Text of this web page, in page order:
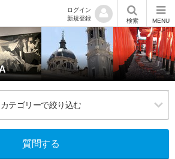
ログイン
新規登録
検索 MENU
カテゴリーで絞り込む
質問する